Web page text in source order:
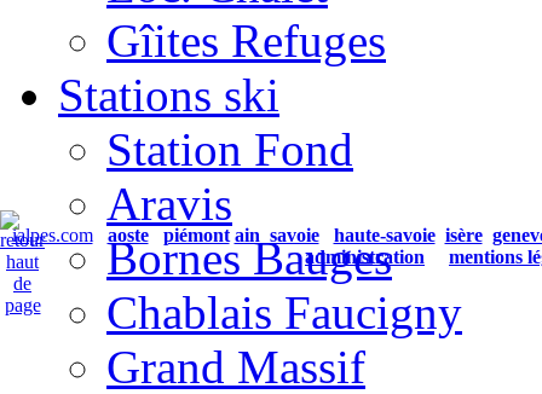
ialpes.com aoste piémont ain savoie haute-savoie isère
administration
mentions
Gîites Refuges
Stations ski
Station Fond
Aravis
Bornes Bauges
Chablais Faucigny
Grand Massif